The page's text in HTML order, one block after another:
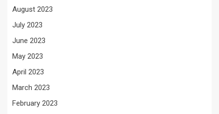
August 2023
July 2023
June 2023
May 2023
April 2023
March 2023
February 2023